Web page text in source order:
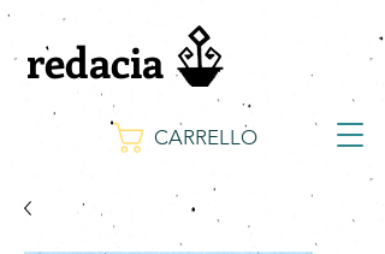
CARRELLO
redacia